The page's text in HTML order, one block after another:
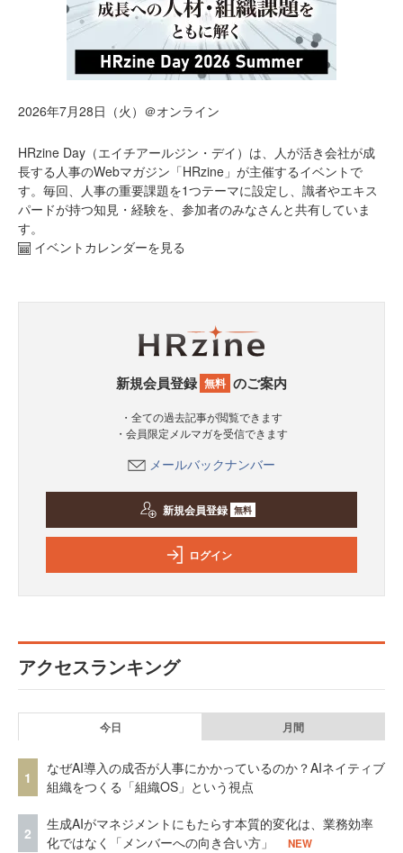
2026年7月28日（火）＠オンライン
HRzine Day（エイチアールジン・デイ）は、人が活き会社が成
長する人事のWebマガジン「HRzine」が主催するイベントで
す。毎回、人事の重要課題を1つテーマに設定し、識者やエキス
パードが持つ知見・経験を、参加者のみなさんと共有していま
す。
イベントカレンダーを見る
新規会員登録 無料 のご案内
・全ての過去記事が閲覧できます
・会員限定メルマガを受信できます
メールバックナンバー
新規会員登録 無料
ログイン
アクセスランキング
今日 月間
1
なぜAI導入の成否が人事にかかっているのか？AIネイティブ
組織をつくる「組織OS」という視点
2
生成AIがマネジメントにもたらす本質的変化は、業務効率
化ではなく「メンバーへの向き合い方」
NEW